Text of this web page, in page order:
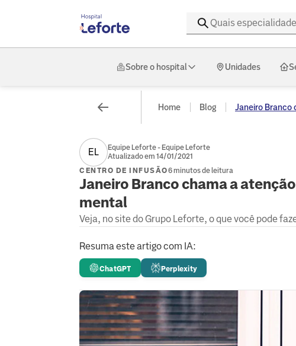
Sobre o hospital Unidades
Home Blog Janeiro Branco
EL
Equipe Leforte - Equipe Leforte
Atualizado em 14/01/2021
CENTRO DE INFUSÃO6 minutos de leitura
Janeiro Branco chama a
mental
Veja, no site do Grupo Leforte, o que você pode
Resuma este artigo com IA:
ChatGPT Perplexity